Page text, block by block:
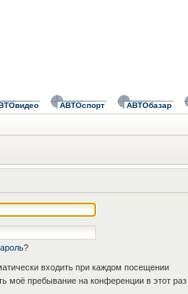
АВТОспорт АВТОбазар
входить при каждом посещении
моё пребывание на конференции в этот раз